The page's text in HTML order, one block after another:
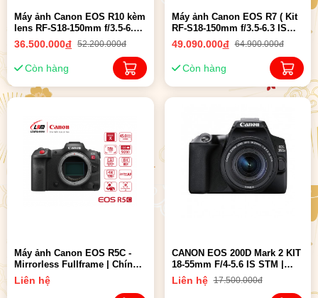
Máy ảnh Canon EOS R10 kèm
lens RF-S18-150mm f/3.5-6.3
IS STM | Chính hãng
36.500.000đ 52.200.000đ
Còn hàng
Máy ảnh Canon EOS R7 ( Kit
RF-S18-150mm f/3.5-6.3 IS
STM ) | Chính Hãng LBM
49.090.000đ 64.900.000đ
Còn hàng
Máy ảnh Canon EOS R5C -
Mirrorless Fullframe | Chính
hãng LBM
Liên hệ
CANON EOS 200D Mark 2 KIT
18-55mm F/4-5.6 IS STM |
Chính hãng
Liên hệ 17.500.000đ